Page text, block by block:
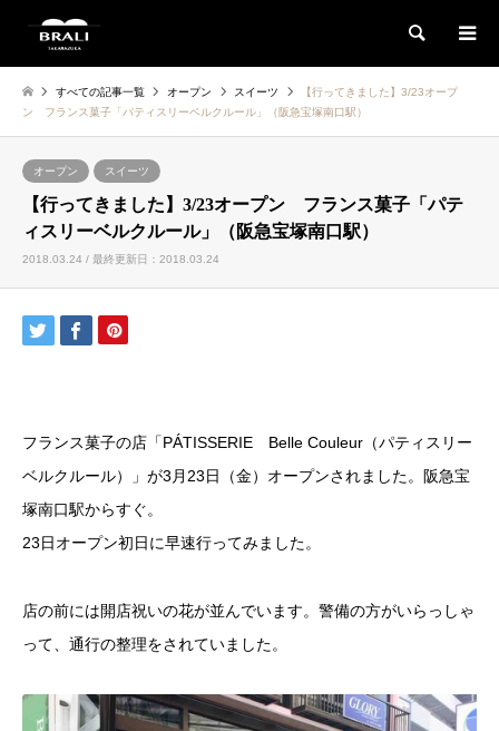
検索
すべての記事一覧 オープン スイーツ
【行ってきました】3/23オープ
ン フランス菓子「パティスリーベルクルール」（阪急宝塚南口駅）
オープン スイーツ
【行ってきました】3/23オープン フランス菓子「パテ
ィスリーベルクルール」（阪急宝塚南口駅）
2018.03.24 / 最終更新日：2018.03.24
フランス菓子の店「PÁTISSERIE Belle Couleur（パティスリー
ベルクルール）」が3月23日（金）オープンされました。阪急宝
塚南口駅からすぐ。
23日オープン初日に早速行ってみました。
店の前には開店祝いの花が並んでいます。警備の方がいらっしゃ
って、通行の整理をされていました。